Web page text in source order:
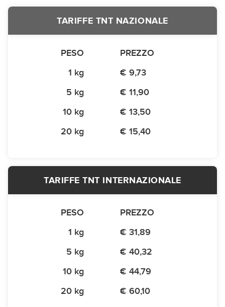
TARIFFE TNT NAZIONALE
PESO
PREZZO
1 kg
€ 9,73
5 kg
€ 11,90
10 kg
€ 13,50
20 kg
€ 15,40
TARIFFE TNT INTERNAZIONALE
PESO
PREZZO
1 kg
€ 31,89
5 kg
€ 40,32
10 kg
€ 44,79
20 kg
€ 60,10